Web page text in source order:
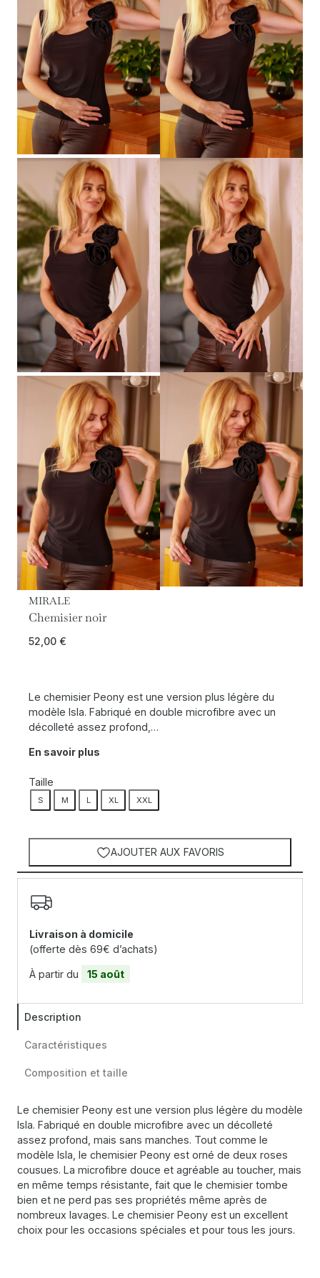
MIRALE
Chemisier noir
52,00 €
Le chemisier Peony est une version plus légère du
modèle Isla. Fabriqué en double microfibre avec un
décolleté assez profond,…
En savoir plus
Taille
S M L XL XXL
AJOUTER AUX FAVORIS
Livraison à domicile
(offerte dès 69€ d’achats)
À partir du 15 août
Description
Caractéristiques
Composition et taille
Le chemisier Peony est une version plus légère du modèle
Isla. Fabriqué en double microfibre avec un décolleté
assez profond, mais sans manches. Tout comme le
modèle Isla, le chemisier Peony est orné de deux roses
cousues. La microfibre douce et agréable au toucher, mais
en même temps résistante, fait que le chemisier tombe
bien et ne perd pas ses propriétés même après de
nombreux lavages. Le chemisier Peony est un excellent
choix pour les occasions spéciales et pour tous les jours.